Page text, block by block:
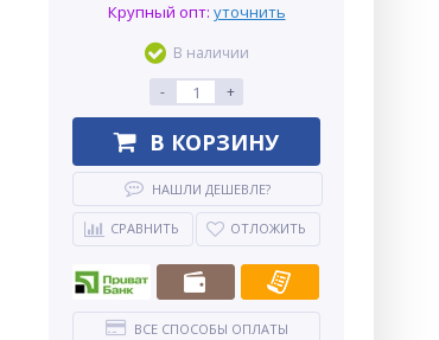
Крупный опт: уточнить
В наличии
-
+
В КОРЗИНУ
НАШЛИ ДЕШЕВЛЕ?
СРАВНИТЬ ОТЛОЖИТЬ
ВСЕ СПОСОБЫ ОПЛАТЫ